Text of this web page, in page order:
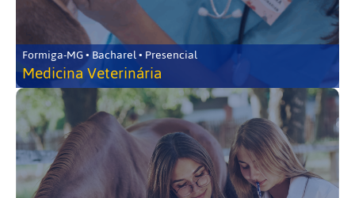
Formiga-MG • Bacharel • Presencial
Medicina Veterinária